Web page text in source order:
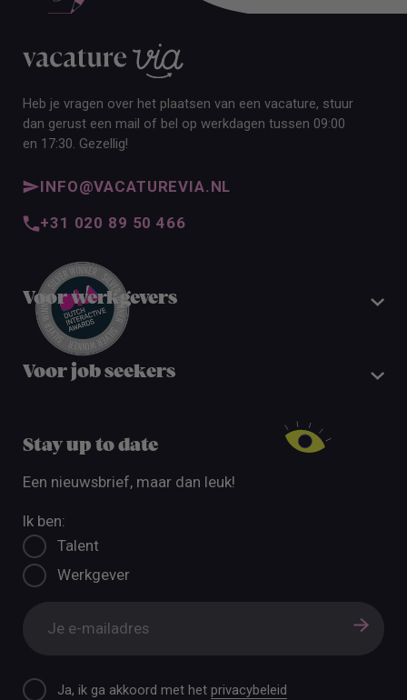
Heb je vragen over het plaatsen van een vacature, stuur
dan gerust een mail of bel op werkdagen tussen 09:00
en 17:30. Gezellig!
INFO@VACATUREVIA.NL
+31 020 89 50 466
Voor werkgevers
Voor job seekers
Stay up to date
Een nieuwsbrief, maar dan leuk!
Ik ben:
Talent
Werkgever
Ja, ik ga akkoord met hetprivacybeleid